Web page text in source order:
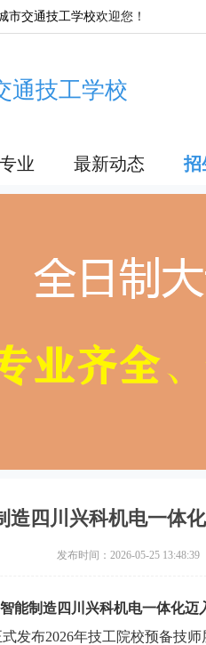
市交通技工学校欢迎您！
通技工学校
业 最新动态 招
造四川兴科机电一体
发布时间：2026-05-25 13:48:39
能制造四川兴科机电一体化迈
发布2026年技工院校预备技